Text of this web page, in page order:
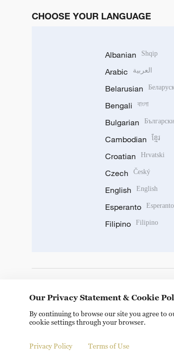
CHOOSE YOUR LANGUAGE
Albanian Shqip
Arabic العربية
Belarusian
Bengali বাংলা
Bulgarian Български
Cambodian ខ្មែរ
Croatian Hrvatski
Czech Český
English English
Esperanto Esperanto
Filipino Filipino
Copyright © 2024 CGTN. 京ICP备20000184
Our Privacy Statement & Cookie
By continuing to browse our site you agree to
cookie settings through your browser.
Privacy Policy Terms of Use